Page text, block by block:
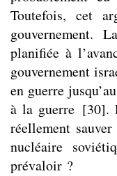
Toutefois, cet
gouvernement.
planifiée à
gouvernement
en guerre
à la guerre [30].
réellement
nucléaire
prévaloir ?